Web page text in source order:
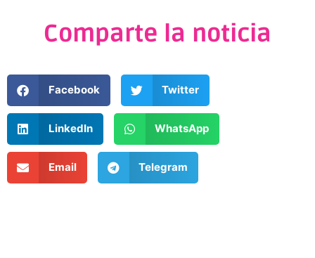
Comparte la noticia
Facebook Twitter
LinkedIn WhatsApp
Email Telegram